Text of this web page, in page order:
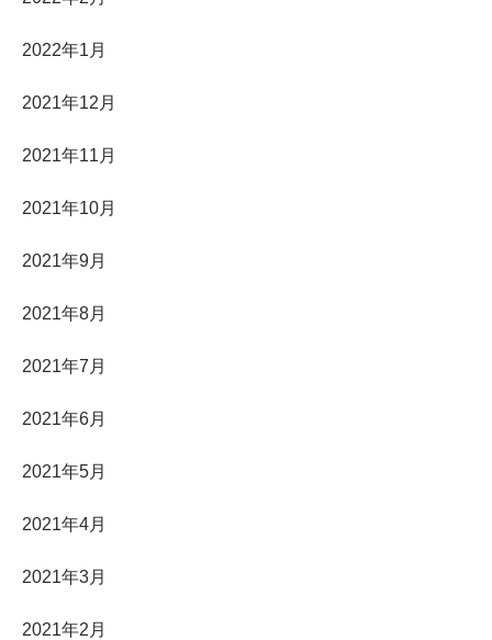
2022年1月
2021年12月
2021年11月
2021年10月
2021年9月
2021年8月
2021年7月
2021年6月
2021年5月
2021年4月
2021年3月
2021年2月